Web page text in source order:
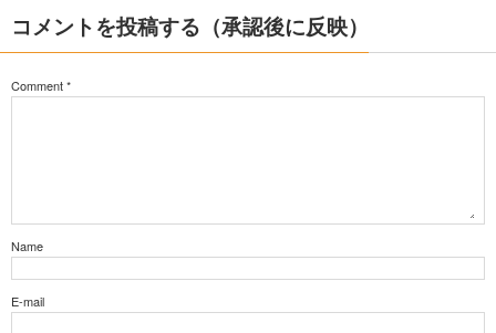
コメントを投稿する（承認後に反映）
Comment*
Name
E-mail